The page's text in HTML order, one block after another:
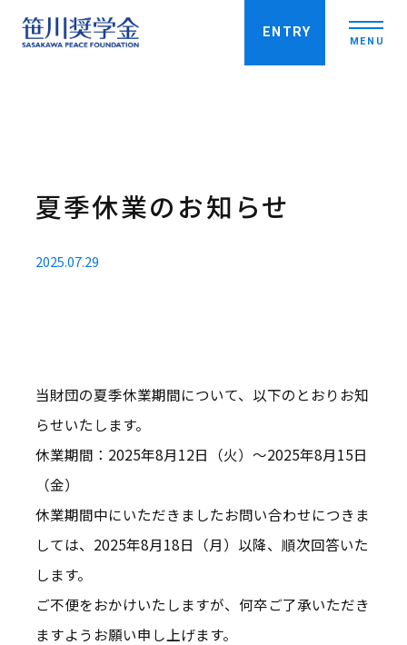
イベント
よくある質問
実績
ENTRY
MENU
夏季休業のお知らせ
2025.07.29
当財団の夏季休業期間について、以下のとおりお知
らせいたします。
休業期間：2025年8月12日（火）～2025年8月15日
（金）
休業期間中にいただきましたお問い合わせにつきま
しては、2025年8月18日（月）以降、順次回答いた
します。
ご不便をおかけいたしますが、何卒ご了承いただき
ますようお願い申し上げます。